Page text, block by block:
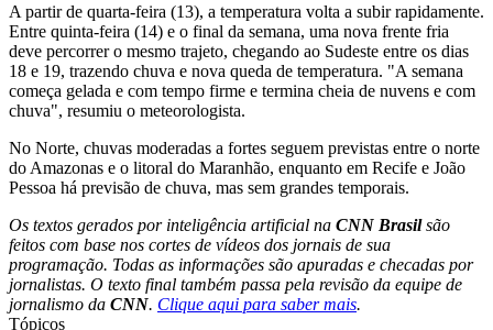
A partir de quarta-feira (13), a temperatura volta a subir rapidamente.
Entre quinta-feira (14) e o final da semana, uma nova frente fria
deve percorrer o mesmo trajeto, chegando ao Sudeste entre os dias
18 e 19, trazendo chuva e nova queda de temperatura. "A semana
começa gelada e com tempo firme e termina cheia de nuvens e com
chuva", resumiu o meteorologista.
No Norte, chuvas moderadas a fortes seguem previstas entre o norte
do Amazonas e o litoral do Maranhão, enquanto em Recife e João
Pessoa há previsão de chuva, mas sem grandes temporais.
Os textos gerados por inteligência artificial na CNN Brasilsão
feitos com base nos cortes de vídeos dos jornais de sua
programação. Todas as informações são apuradas e checadas por
jornalistas. O texto final também passa pela revisão da equipe de
jornalismo da CNN. Clique aqui para saber mais.
Tópicos